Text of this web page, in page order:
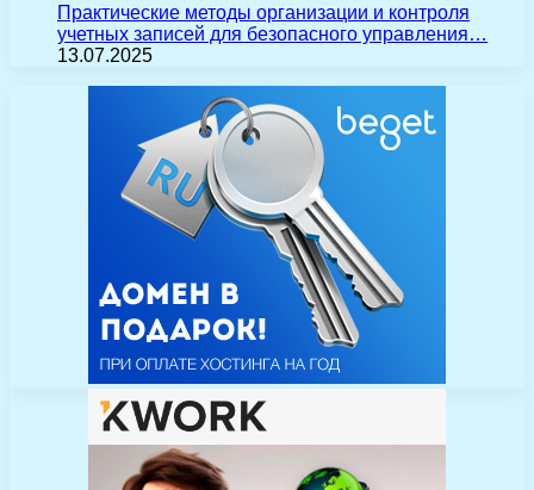
Практические методы организации и контроля
учетных записей для безопасного управления…
13.07.2025